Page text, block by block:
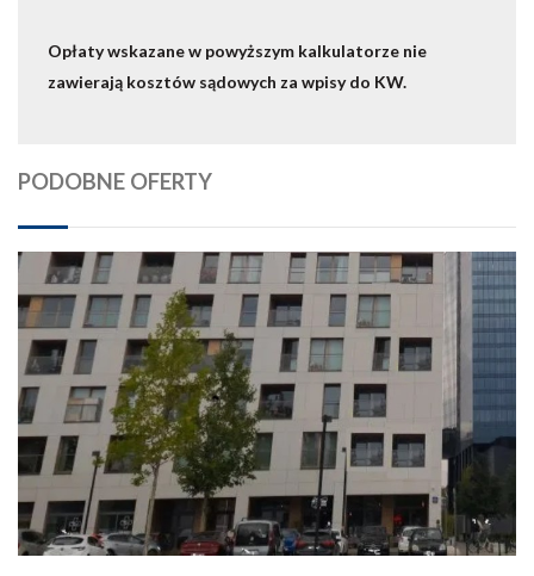
Opłaty wskazane w powyższym kalkulatorze nie
zawierają kosztów sądowych za wpisy do KW.
PODOBNE OFERTY